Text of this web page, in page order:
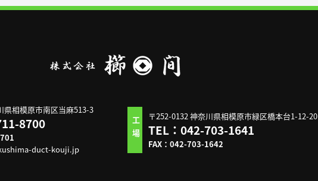
県相模原市南区当麻513-3
8700
duct-kouji.jp
工場
〒252-0132 神奈川県相模原市緑区橋本台1-12-20
TEL：042-703-1641
FAX：042-703-1642